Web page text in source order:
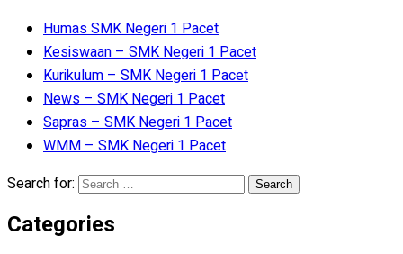
Humas SMK Negeri 1 Pacet
Kesiswaan – SMK Negeri 1 Pacet
Kurikulum – SMK Negeri 1 Pacet
News – SMK Negeri 1 Pacet
Sapras – SMK Negeri 1 Pacet
WMM – SMK Negeri 1 Pacet
Search for:
Categories